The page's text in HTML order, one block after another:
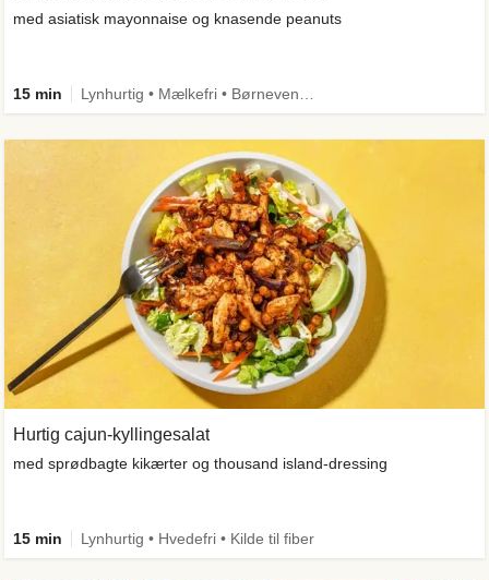
med asiatisk mayonnaise og knasende peanuts
15 min
Hurtig cajun-kyllingesalat
med sprødbagte kikærter og thousand island-dressing
15 min Lynhurtig • Hvedefri • Kilde til fiber